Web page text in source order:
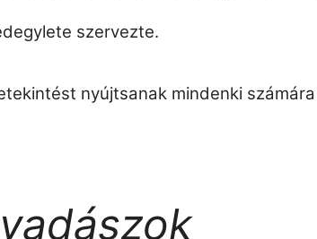
szervezte.
nyújtsanak mindenki